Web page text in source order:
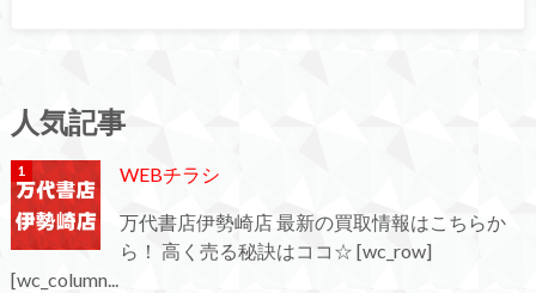
人気記事
WEBチラシ
万代書店伊勢崎店 最新の買取情報はこちらか
ら！ 高く売る秘訣はココ☆ [wc_row]
[wc_column...